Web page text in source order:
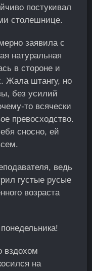
постукивал
столешнице.
заявила с
натуральная
в стороне и
Жала штангу, но
без усилий
то всячески
превосходство.
сносно, ей
ведь
густые русые
возраста
вздохом
на